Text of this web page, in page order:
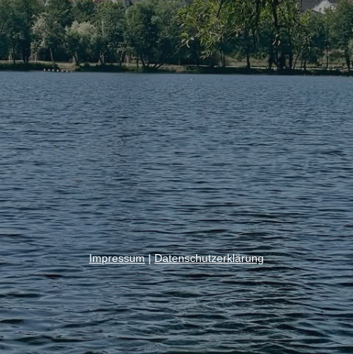
Impressum|Datenschutzerklärung